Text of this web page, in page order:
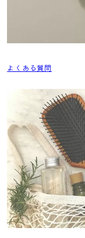
よくある質問